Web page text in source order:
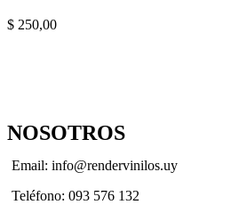
$ 250,00
NOSOTROS
Email: info@rendervinilos.uy
Teléfono: 093 576 132